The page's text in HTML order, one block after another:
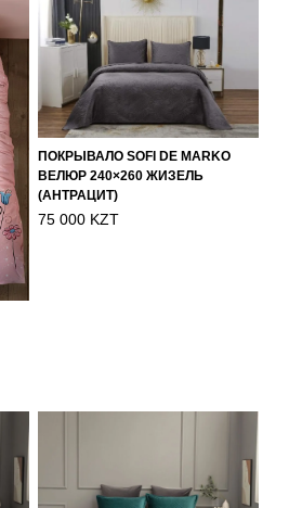
ПОКРЫВАЛО SOFI DE MARKO
ВЕЛЮР 240×260 ЖИЗЕЛЬ
(АНТРАЦИТ)
75 000 KZT